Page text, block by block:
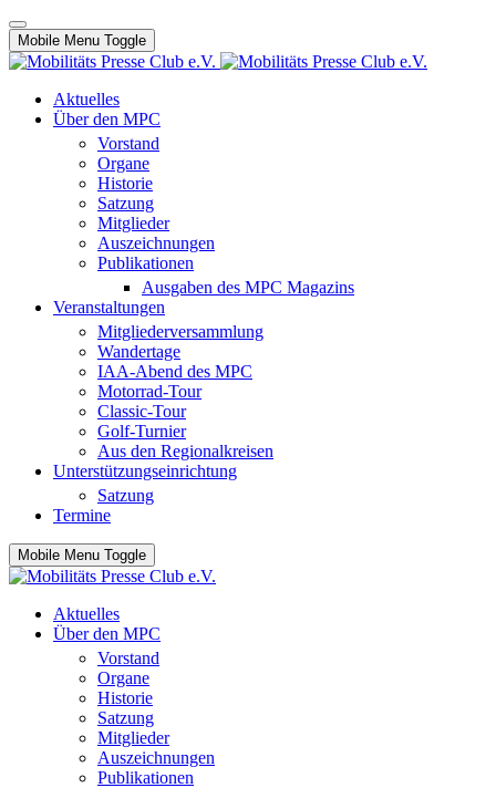
Mobile Menu Toggle
Aktuelles
Über den MPC
Vorstand
Organe
Historie
Satzung
Mitglieder
Auszeichnungen
Publikationen
Ausgaben des MPC Magazins
Veranstaltungen
Mitgliederversammlung
Wandertage
IAA-Abend des MPC
Motorrad-Tour
Classic-Tour
Golf-Turnier
Aus den Regionalkreisen
Unterstützungseinrichtung
Satzung
Termine
Mobile Menu Toggle
Aktuelles
Über den MPC
Vorstand
Organe
Historie
Satzung
Mitglieder
Auszeichnungen
Publikationen